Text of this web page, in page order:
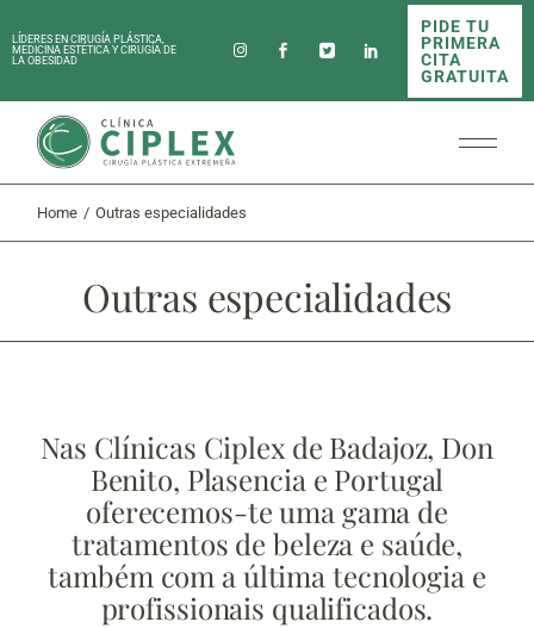
LÍDERES EN CIRUGÍA PLÁSTICA,
MEDICINA ESTÉTICA Y CIRUGÍA DE
LA OBESIDAD
PIDE TU
PRIMERA
CITA
GRATUITA
Home Outras especialidades
Outras especialidades
Nas Clínicas Ciplex de Badajoz, Don
Benito, Plasencia e Portugal
oferecemos-te uma gama de
tratamentos de beleza e saúde,
também com a última tecnologia e
profissionais qualificados.